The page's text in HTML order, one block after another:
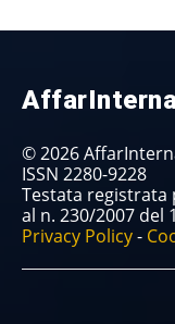
© 2026
ISSN 2280-9228
Testata registrata
al n. 230/2007 del
Privacy Policy-